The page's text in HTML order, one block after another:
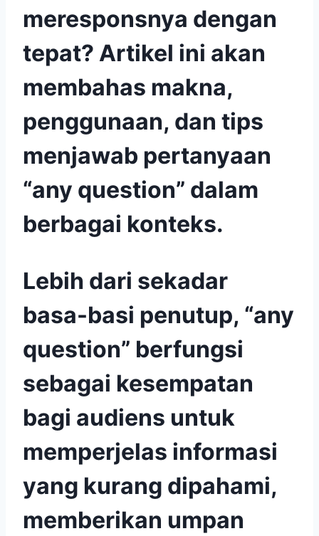
meresponsnya dengan
tepat? Artikel ini akan
membahas makna,
penggunaan, dan tips
menjawab pertanyaan
“any question” dalam
berbagai konteks.
Lebih dari sekadar
basa-basi penutup, “any
question” berfungsi
sebagai kesempatan
bagi audiens untuk
memperjelas informasi
yang kurang dipahami,
memberikan umpan